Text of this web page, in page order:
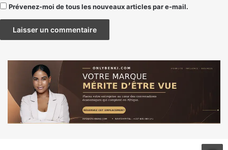
Prévenez-moi de tous les nouveaux articles par e-mail.